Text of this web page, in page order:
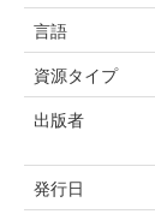
言語
資源タイプ
出版者
発行日